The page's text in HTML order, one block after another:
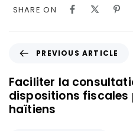
SHARE ON
PREVIOUS ARTICLE
Faciliter la
dispositions fiscales
haïtiens